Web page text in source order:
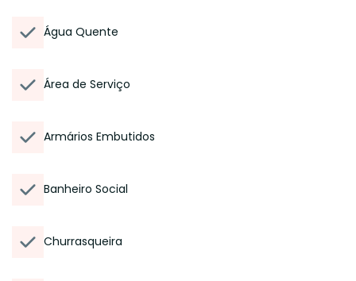
Água Quente
Área de Serviço
Armários Embutidos
Banheiro Social
Churrasqueira